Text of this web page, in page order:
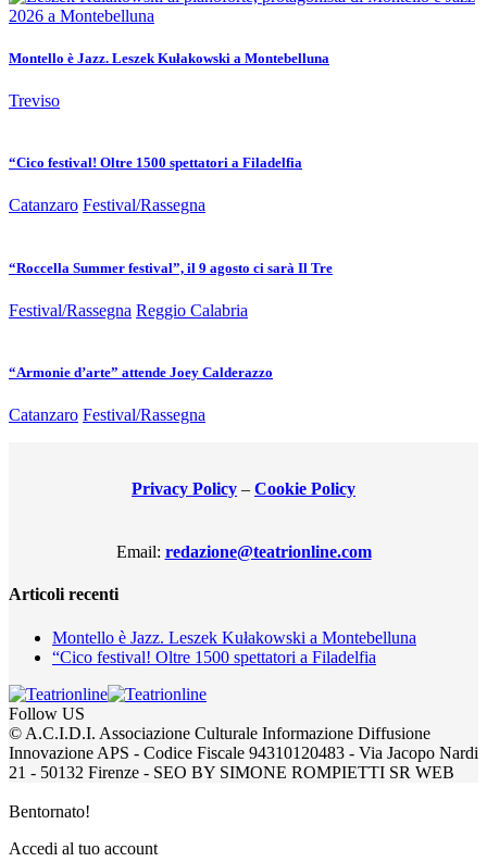
Montello è Jazz. Leszek Kułakowski a Montebelluna
Treviso
“Cico festival! Oltre 1500 spettatori a Filadelfia
Catanzaro Festival/Rassegna
“Roccella Summer festival”, il 9 agosto ci sarà Il Tre
Festival/Rassegna Reggio Calabria
“Armonie d’arte” attende Joey Calderazzo
Catanzaro Festival/Rassegna
Privacy Policy – Cookie Policy
Email: redazione@teatrionline.com
Articoli recenti
Montello è Jazz. Leszek Kułakowski a Montebelluna
“Cico festival! Oltre 1500 spettatori a Filadelfia
Follow US
© A.C.I.D.I. Associazione Culturale Informazione Diffusione
Innovazione APS - Codice Fiscale 94310120483 - Via Jacopo Nardi
21 - 50132 Firenze - SEO BY SIMONE ROMPIETTI SR WEB
Bentornato!
Accedi al tuo account